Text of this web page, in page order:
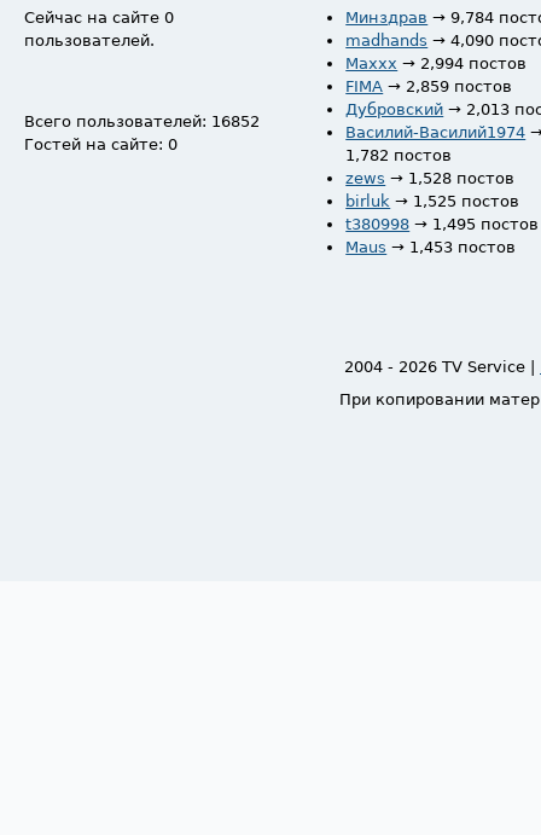
Сейчас на сайте 0
пользователей.
Всего пользователей: 16852
Гостей на сайте: 0
Минздрав → 9,784
madhands → 4,090
Maxxx → 2,994 постов
FIMA → 2,859 постов
Дубровский → 2,013
Василий-Василий1974
1,782 постов
zews → 1,528 постов
birluk → 1,525 постов
t380998 → 1,495 постов
Maus → 1,453 постов
2004 - 2026 TV Service |
При копировании